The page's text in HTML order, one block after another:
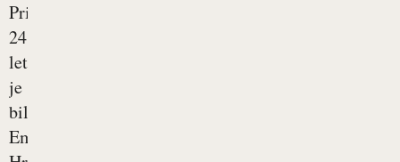
Pri
24
letih
je
bila
Ema